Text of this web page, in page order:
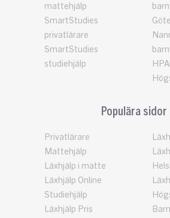
mattehjälp
SmartStudies
privatlärare
SmartStudies
studiehjälp
Populära sidor
Privatlärare
Mattehjälp
Läxhjälp i matte
Läxhjälp Online
Studiehjälp
Läxhjälp Pris